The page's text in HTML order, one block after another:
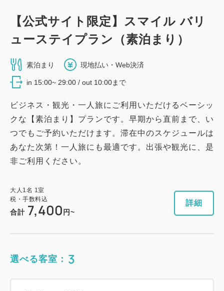
禁煙 14.00m 2 1名
シングルサイズ×1 Wi-Fiあり（無料）
1 詳細 今すぐ予約
【公式サイト限定】スマイル バリ
ューステイプラン（素泊まり）
素泊まり 現地払い・Web決済
in 15:00~ 29:00 / out 10:00まで
ビジネス・観光・一人旅にご利用いただけるベーシッ
クな【素泊まり】プランです。早期から直前まで、い
つでもご予約いただけます。滞在中のスケジュールは
あなた次第！一人旅にも最適です。出張や観光に、是
非ご利用ください。
大人 1名 1室
税・手数料込
合計 7,400 円~
詳細
選べる客室： 3